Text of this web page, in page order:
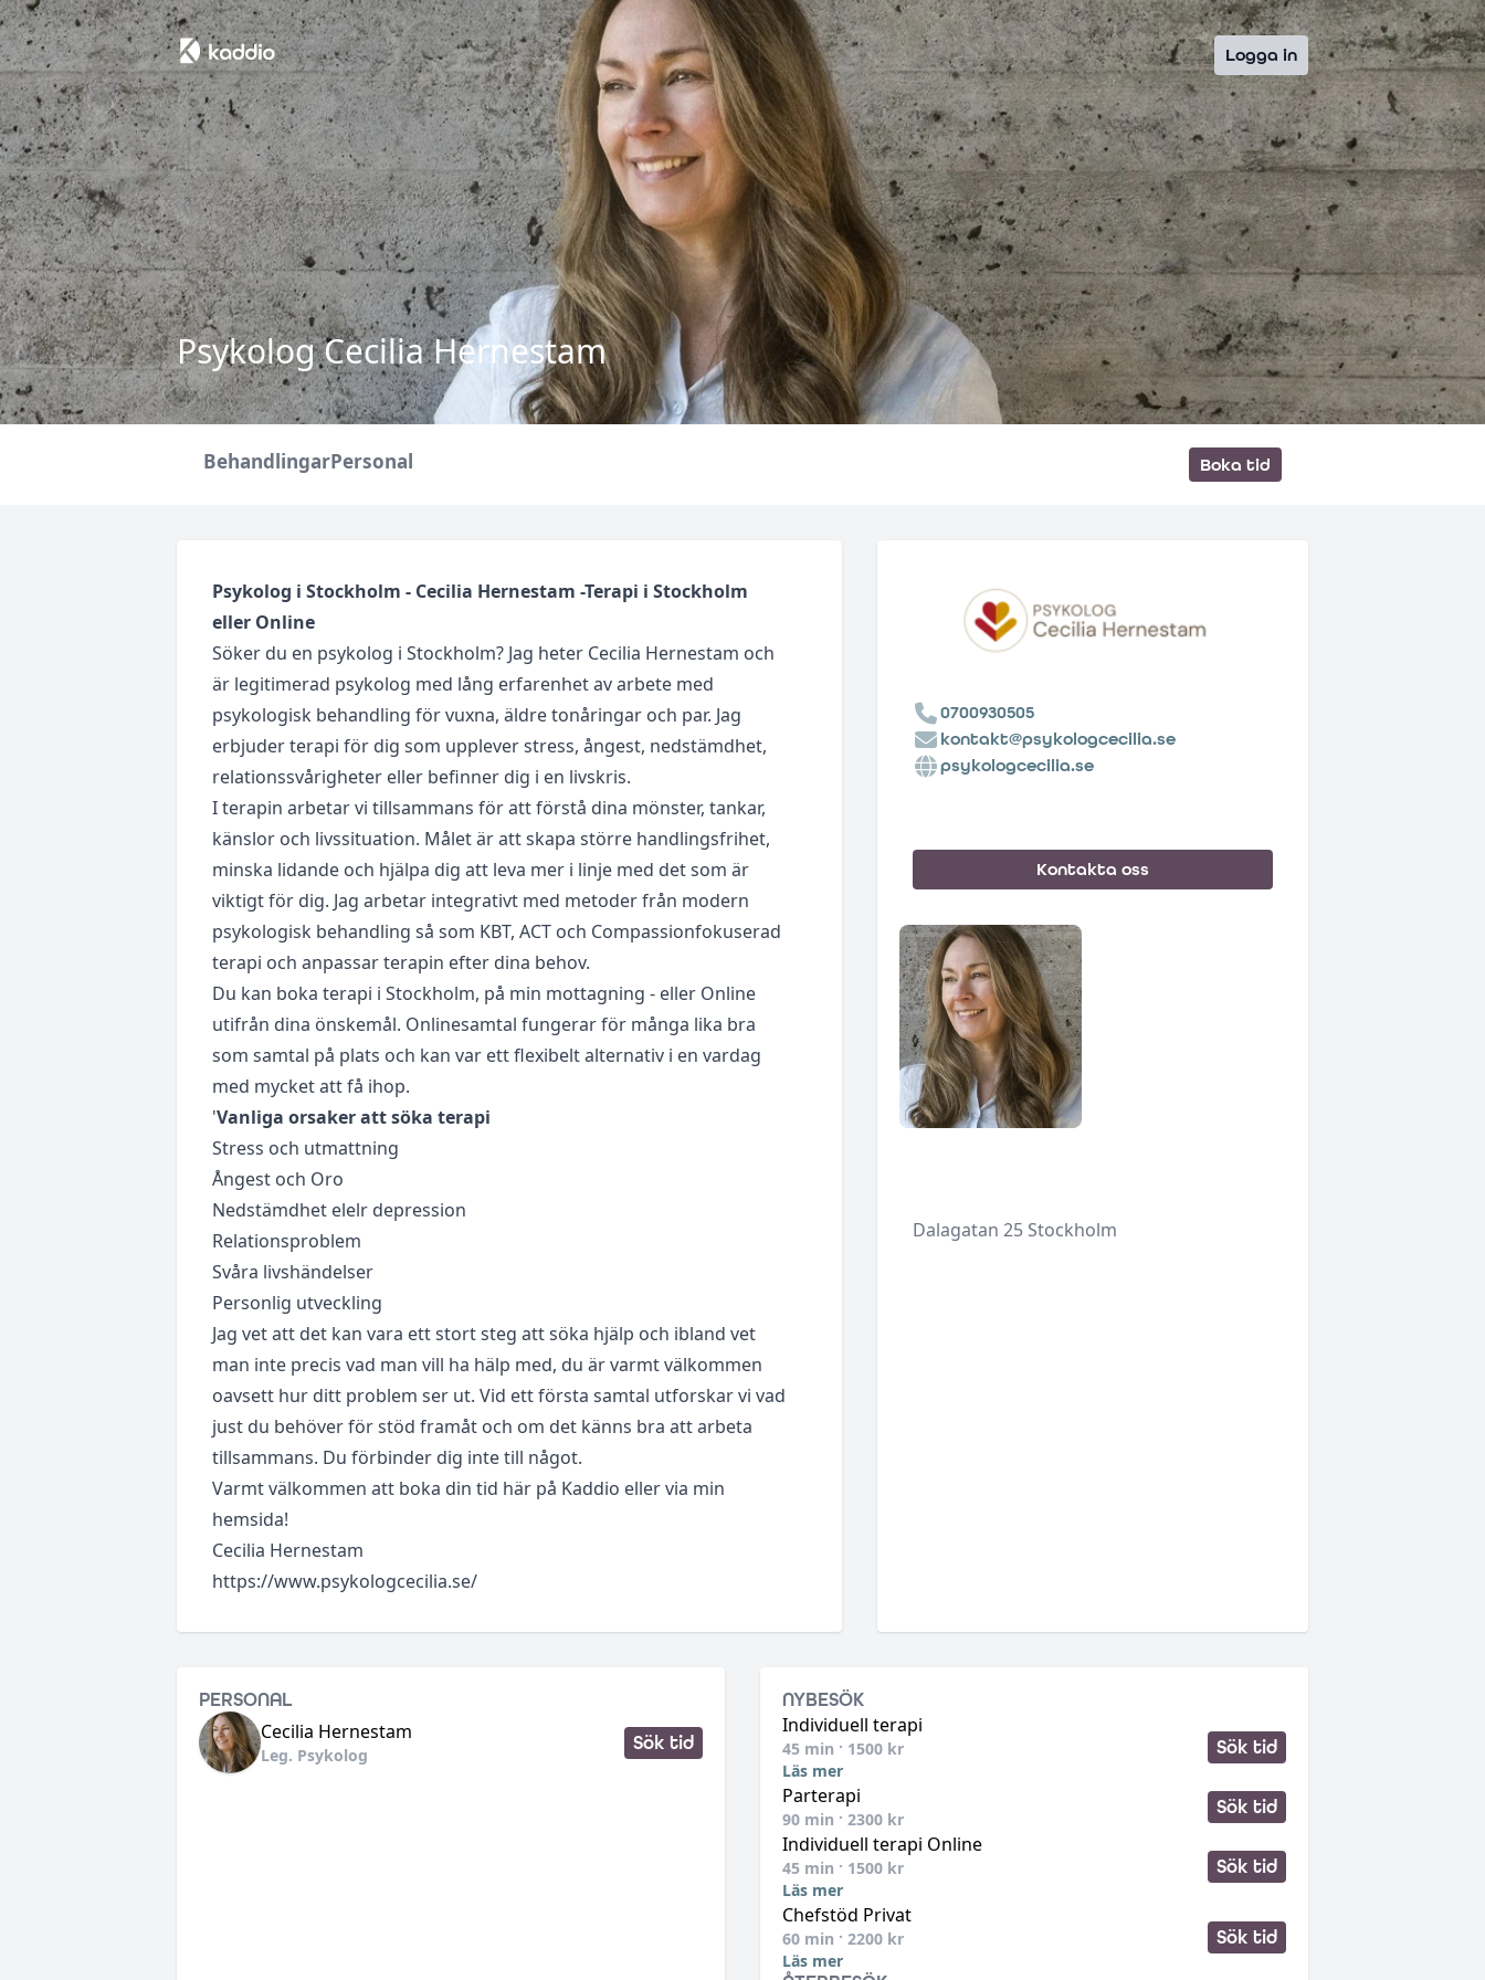
Logga in
Psykolog Cecilia Hernestam
BehandlingarPersonal Boka tid
Psykolog i Stockholm - Cecilia Hernestam -Terapi i Stockholm
eller Online
Söker du en psykolog i Stockholm? Jag heter Cecilia Hernestam och
är legitimerad psykolog med lång erfarenhet av arbete med
psykologisk behandling för vuxna, äldre tonåringar och par. Jag
erbjuder terapi för dig som upplever stress, ångest, nedstämdhet,
relationssvårigheter eller befinner dig i en livskris.
I terapin arbetar vi tillsammans för att förstå dina mönster, tankar,
känslor och livssituation. Målet är att skapa större handlingsfrihet,
minska lidande och hjälpa dig att leva mer i linje med det som är
viktigt för dig. Jag arbetar integrativt med metoder från modern
psykologisk behandling så som KBT, ACT och Compassionfokuserad
terapi och anpassar terapin efter dina behov.
Du kan boka terapi i Stockholm, på min mottagning - eller Online
utifrån dina önskemål. Onlinesamtal fungerar för många lika bra
som samtal på plats och kan var ett flexibelt alternativ i en vardag
med mycket att få ihop.
'Vanliga orsaker att söka terapi
Stress och utmattning
Ångest och Oro
Nedstämdhet elelr depression
Relationsproblem
Svåra livshändelser
Personlig utveckling
Jag vet att det kan vara ett stort steg att söka hjälp och ibland vet
man inte precis vad man vill ha hälp med, du är varmt välkommen
oavsett hur ditt problem ser ut. Vid ett första samtal utforskar vi vad
just du behöver för stöd framåt och om det känns bra att arbeta
tillsammans. Du förbinder dig inte till något.
Varmt välkommen att boka din tid här på Kaddio eller via min
hemsida!
Cecilia Hernestam
https://www.psykologcecilia.se/
0700930505
kontakt@psykologcecilia.se
psykologcecilia.se
Kontakta oss
Dalagatan 25 Stockholm
•
PERSONAL
Cecilia Hernestam
Leg. Psykolog
Sök tid
NYBESÖK
Individuell terapi
45 min · 1500 kr
Läs mer
Sök tid
Parterapi
90 min · 2300 kr
Sök tid
Individuell terapi Online
45 min · 1500 kr
Läs mer
Sök tid
Chefstöd Privat
60 min · 2200 kr
Läs mer
Sök tid